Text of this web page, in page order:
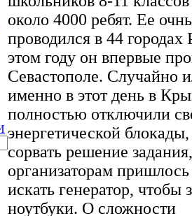
около 4000 ребят. Ее
проводился в 44 городах
этом году он впервые
Севастополе. Случайно
именно в этот день в
полностью отключили
энергетической
сорвать решение задания,
организаторам
искать генератор, чтобы
ноутбуки. О сложности